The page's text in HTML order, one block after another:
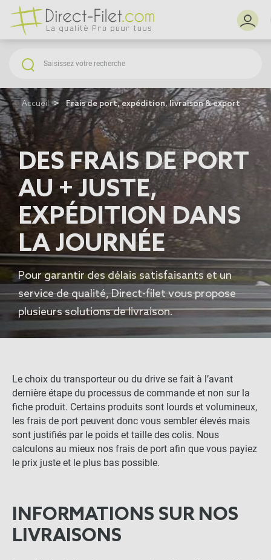
Accueil Frais de port, expédition, livraison & export
DES FRAIS DE PORT
AU + JUSTE,
EXPÉDITION DANS
LA JOURNÉE
Pour garantir des délais satisfaisants et un
service de qualité, Direct-filet vous propose
plusieurs solutions de livraison.
Le choix du transporteur ou du drive se fait à l’avant
dernière étape du processus de commande et non sur la
fiche produit. Certains produits sont lourds et volumineux,
les frais de port peuvent donc vous sembler élevés mais
sont justifiés par le poids et taille des colis. Nous
calculons au mieux nos frais de port afin que vous payiez
le prix juste et le plus bas possible.
INFORMATIONS SUR NOS
LIVRAISONS